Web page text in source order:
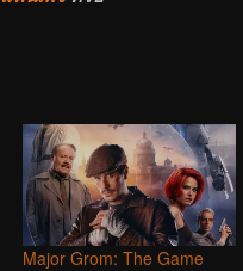
Major Grom: The Game